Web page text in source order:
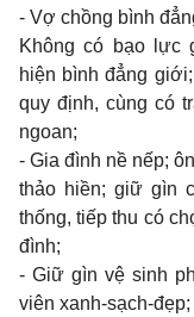
- Vợ chồng bình
Không có bạo lực
hiện bình đẳng
quy định, cùng có
ngoan;
- Gia đình nề nếp;
thảo hiền; giữ gìn
thống, tiếp thu có
đình;
- Giữ gìn vệ sinh
viên xanh-sạch-